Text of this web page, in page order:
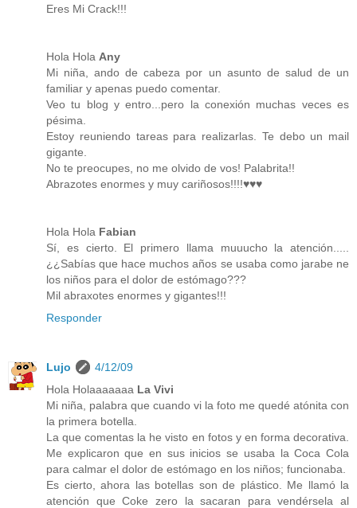
Eres Mi Crack!!!
Hola Hola Any
Mi niña, ando de cabeza por un asunto de salud de un
familiar y apenas puedo comentar.
Veo tu blog y entro...pero la conexión muchas veces es
pésima.
Estoy reuniendo tareas para realizarlas. Te debo un mail
gigante.
No te preocupes, no me olvido de vos! Palabrita!!
Abrazotes enormes y muy cariñosos!!!!♥♥♥
Hola Hola Fabian
Sí, es cierto. El primero llama muuucho la atención.....
¿¿Sabías que hace muchos años se usaba como jarabe ne
los niños para el dolor de estómago???
Mil abraxotes enormes y gigantes!!!
Responder
Lujo
4/12/09
Hola Holaaaaaaa La Vivi
Mi niña, palabra que cuando vi la foto me quedé atónita con
la primera botella.
La que comentas la he visto en fotos y en forma decorativa.
Me explicaron que en sus inicios se usaba la Coca Cola
para calmar el dolor de estómago en los niños; funcionaba.
Es cierto, ahora las botellas son de plástico. Me llamó la
atención que Coke zero la sacaran para vendérsela al